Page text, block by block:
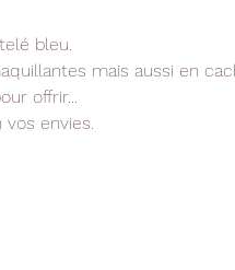
bleu.
mais aussi en
offrir...
envies.